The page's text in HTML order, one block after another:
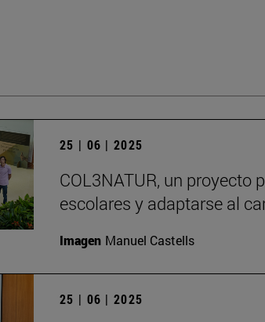
25 | 06 | 2025
COL3NATUR, un proyecto
escolares y adaptarse al
Imagen Manuel Castells
25 | 06 | 2025